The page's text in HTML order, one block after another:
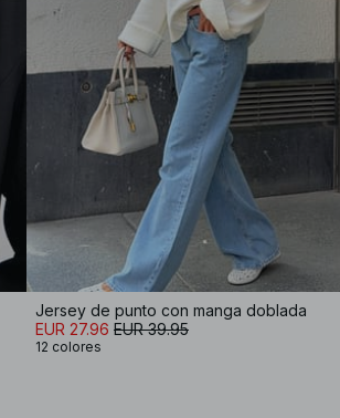
Jersey de punto con manga doblada
EUR 27.96 EUR 39.95
12 colores